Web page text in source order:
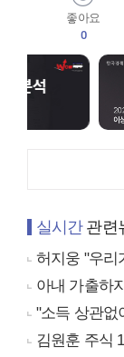
좋아요
0
실시간관련
허지웅 "우리
아내 가출하
"소득 상관없
김원훈 주식